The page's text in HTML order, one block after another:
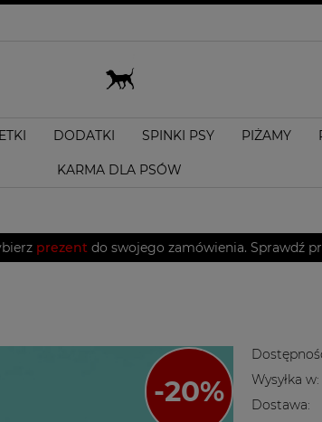
DODATKI SPINKI PSY PIŻAMY
KARMA DLA PSÓW
prezent do swojego zamówienia. Sprawdź
Wysyłka w:
Dostawa: